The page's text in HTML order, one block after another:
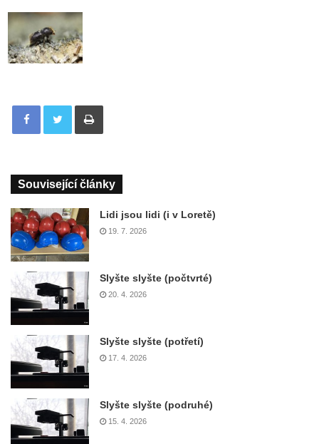
Tisknout
Související články
Lidi jsou lidi (i v Loretě)
19. 7. 2026
Slyšte slyšte (počtvrté)
20. 4. 2026
Slyšte slyšte (potřetí)
17. 4. 2026
Slyšte slyšte (podruhé)
15. 4. 2026